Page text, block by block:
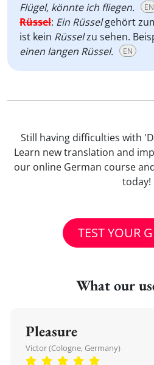
Flügel, könnte ich fliegen.
EN
Rüssel: Ein Rüsselgehört
ist kein Rüsselzu sehen.
einen langen Rüssel.
EN
Still having difficulties with
Learn new translation and
our online German course
today!
TEST YOUR
What our
Pleasure
Victor (Cologne, Germany)